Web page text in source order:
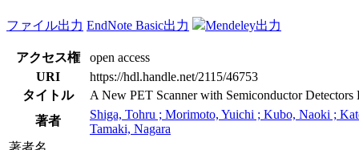
ファイル出力 EndNote Basic出力 Mendeley出力
アクセス権
open access
URI
https://hdl.handle.net/2115/46753
タイトル
A New PET Scanner with Semiconductor
著者
Shiga, Tohru ; Morimoto, Yuichi ; Kubo, Naoki ;
Tamaki, Nagara
著者名